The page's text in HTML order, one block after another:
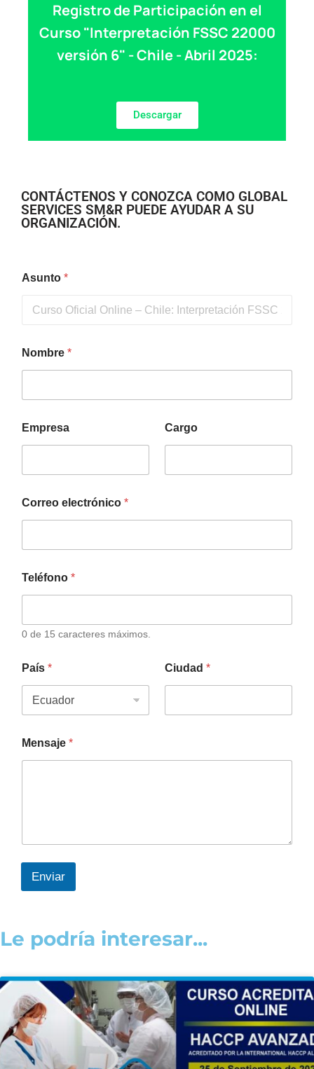
Registro de Participación en el
Curso "Interpretación FSSC 22000
versión 6" - Chile - Abril 2025:
Descargar
CONTÁCTENOS Y CONOZCA COMO GLOBAL
SERVICES SM&R PUEDE AYUDAR A SU
ORGANIZACIÓN.
Asunto *
Nombre *
Empresa Cargo
Correo electrónico *
Teléfono *
0 de 15 caracteres máximos.
País * Ciudad *
Mensaje *
Enviar
Le podría interesar...